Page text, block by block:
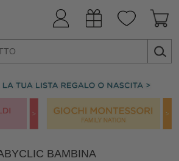
BAMBINA